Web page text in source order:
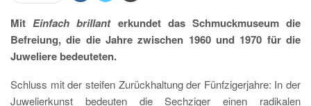
MitEinfach brillanterkundet das Schmuckmuseum die
Befreiung, die die Jahre zwischen 1960 und 1970 für die
Juweliere bedeuteten.
Schluss mit der steifen Zurückhaltung der Fünfzigerjahre: In der
Juwelierkunst bedeuten die Sechziger einen radikalen